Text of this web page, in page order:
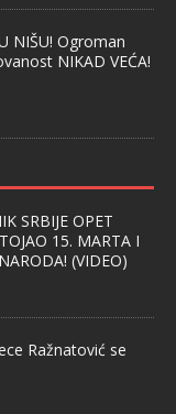
NIŠU! Ogroman
NIKAD VEĆA!
SRBIJE OPET
15. MARTA I
(VIDEO)
Ražnatović se